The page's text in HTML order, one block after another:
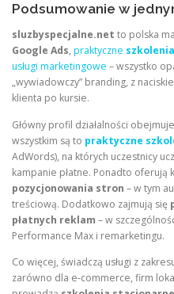
Podsumowanie w
sluzbyspecjalne.net to polska
Google Ads, praktyczne
usługi marketingowe – wszystko
„wywiadowczy” branding, z
klienta po kursie.
Główny profil działalności
wszystkim są to praktyczne
AdWords), na których uczestnicy
kampanie płatne. Ponadto oferują
pozycjonowania stron – w tym
treściową. Dodatkowo zajmują się
płatnych reklam – w
Performance Max i remarketingu.
Co więcej, świadczą usługi z
zarówno dla e-commerce, firm